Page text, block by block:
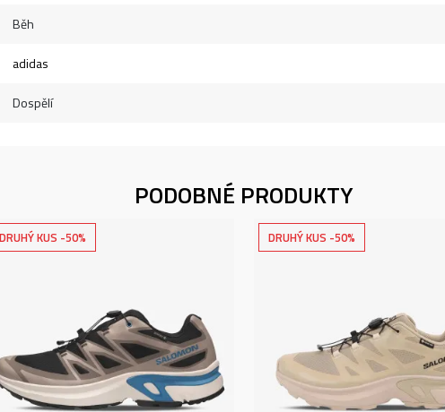
Běh
adidas
Dospělí
PODOBNÉ PRODUKTY
DRUHÝ KUS -50% DRUHÝ KUS -50%